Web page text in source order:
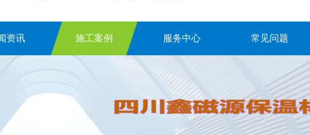
资讯 施工案例 服务中心 常见问题